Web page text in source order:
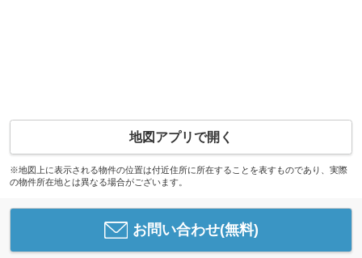
地図アプリで開く
※地図上に表示される物件の位置は付近住所に所在することを表すものであり、実際
の物件所在地とは異なる場合がございます。
お問い合わせ(無料)